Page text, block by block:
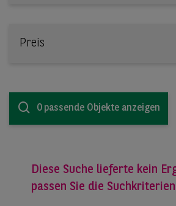
Preis
0 passende Objekte anzeigen
Diese Suche lieferte kein
passen Sie die Suchkriterien